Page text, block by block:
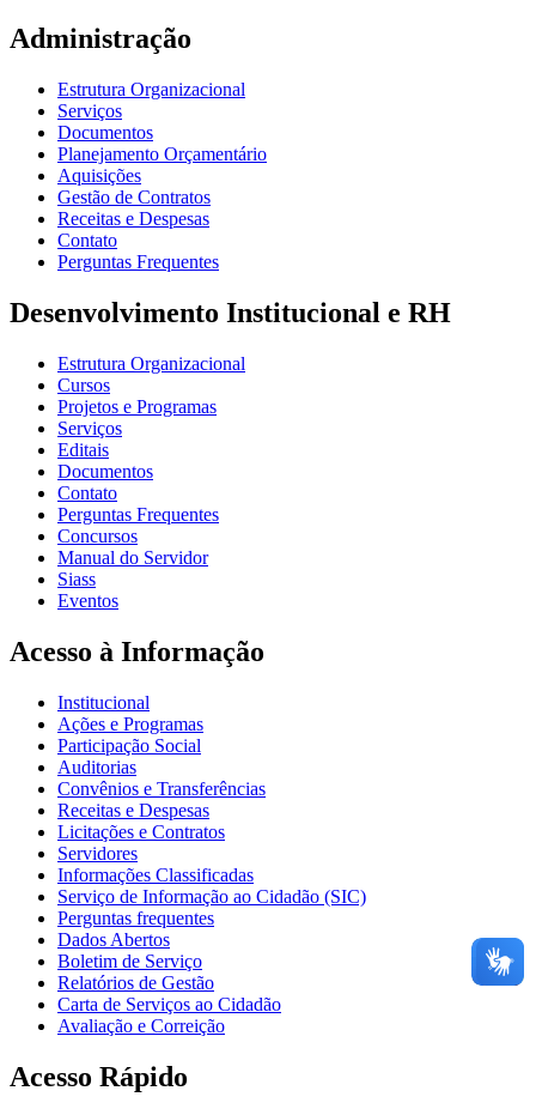
Administração
Estrutura Organizacional
Serviços
Documentos
Planejamento Orçamentário
Aquisições
Gestão de Contratos
Receitas e Despesas
Contato
Perguntas Frequentes
Desenvolvimento Institucional e RH
Estrutura Organizacional
Cursos
Projetos e Programas
Serviços
Editais
Documentos
Contato
Perguntas Frequentes
Concursos
Manual do Servidor
Siass
Eventos
Acesso à Informação
Institucional
Ações e Programas
Participação Social
Auditorias
Convênios e Transferências
Receitas e Despesas
Licitações e Contratos
Servidores
Informações Classificadas
Serviço de Informação ao Cidadão (SIC)
Perguntas frequentes
Dados Abertos
Boletim de Serviço
Relatórios de Gestão
Carta de Serviços ao Cidadão
Avaliação e Correição
Acesso Rápido